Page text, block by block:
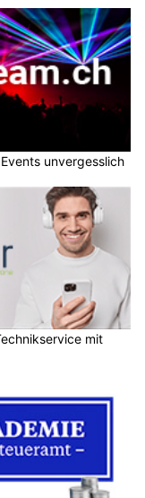
unvergesslich
mit